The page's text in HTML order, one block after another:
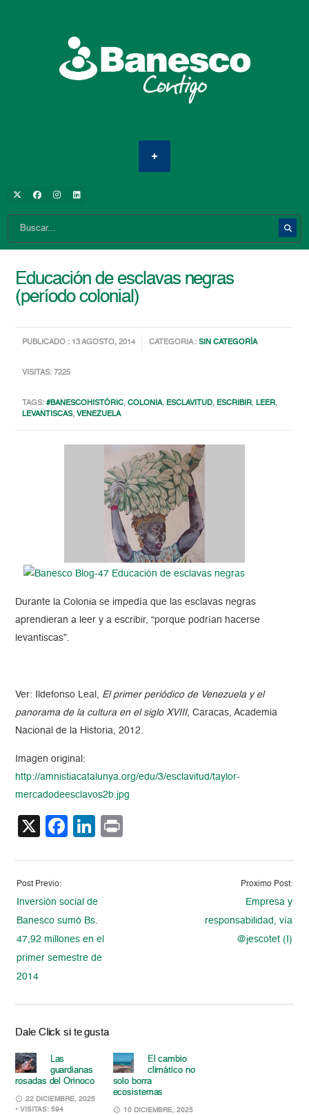
Educación de esclavas negras
(período colonial)
PUBLICADO : 13 AGOSTO, 2014 CATEGORIA :SIN CATEGORÍA
VISITAS: 7225
TAGS:#BANESCOHISTÓRIC,COLONIA, ESCLAVITUD, ESCRIBIR,LEER,
LEVANTISCAS,VENEZUELA
Durante la Colonia se impedía que las esclavas negras
aprendieran a leer y a escribir, “porque podrían hacerse
levantiscas”.
Ver: Ildefonso Leal, El primer periódico de Venezuela y el
panorama de la cultura en el siglo XVIII, Caracas, Academia
Nacional de la Historia, 2012.
Imagen original:
http://amnistiacatalunya.org/edu/3/esclavitud/taylor-
mercadodeesclavos2b.jpg
X Facebook
LinkedIn
Post Previo:
Inversión social de
Banesco sumó Bs.
47,92 millones en el
primer semestre de
2014
Proximo Post:
Empresa y
responsabilidad, vía
@jescotet (I)
Dale Click si te gusta
Las
guardianas
rosadas del Orinoco
22 DICIEMBRE, 2025
• VISITAS: 594
El cambio
climático no
solo borra
ecosistemas
10 DICIEMBRE, 2025